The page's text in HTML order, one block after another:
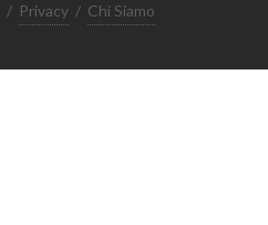
/ Privacy / Chi Siamo